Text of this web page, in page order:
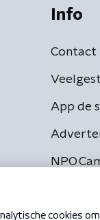
Info
Contact
App de
NPO